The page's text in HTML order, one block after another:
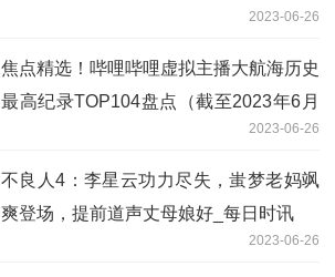
2023-06-26
焦点精选！哔哩哔哩虚拟主播大航海历史
最高纪录TOP104盘点（截至2023年6月
2023-06-26
不良人4：李星云功力尽失，蚩梦老妈飒
爽登场，提前道声丈母娘好_每日时讯
2023-06-26